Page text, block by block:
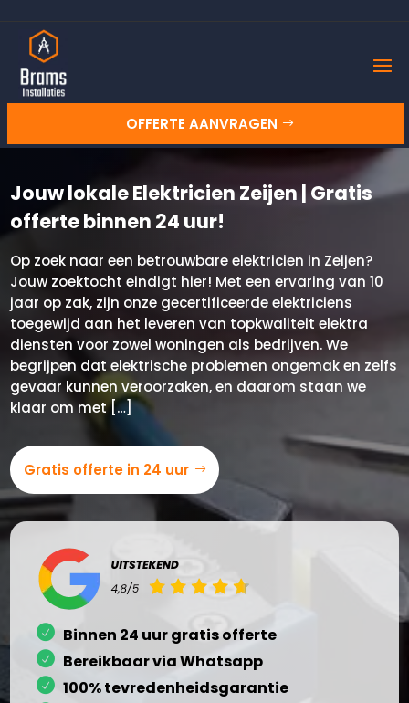
OFFERTE AANVRAGEN
Jouw lokale Elektricien Zeijen | Gratis
offerte binnen 24 uur!
Op zoek naar een betrouwbare elektricien in Zeijen?
Jouw zoektocht eindigt hier! Met een ervaring van 10
jaar op zak, zijn onze gecertificeerde elektriciens
toegewijd aan het leveren van topkwaliteit elektra
diensten voor zowel woningen als bedrijven. We
begrijpen dat elektrische problemen ongemak en zelfs
gevaar kunnen veroorzaken, en daarom staan we
klaar om met […]
Gratis offerte in 24 uur
Binnen 24 uur gratis offerte
Bereikbaar via Whatsapp
100% tevredenheidsgarantie